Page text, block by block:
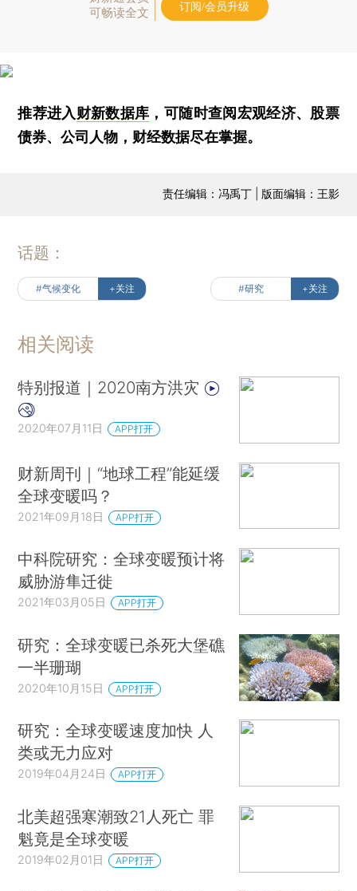
可畅读全文
订阅/会员升级
推荐进入财新数据库 ，可随时查阅宏观经济、股票
债券、公司人物，财经数据尽在掌握。
责任编辑：冯禹丁 | 版面编辑：王影
话题：
#气候变化 +关注 #研究 +关注
相关阅读
特别报道｜2020南方洪灾
2020年07月11日 APP打开
财新周刊｜“地球工程”能延缓
全球变暖吗？
2021年09月18日 APP打开
中科院研究：全球变暖预计将
威胁游隼迁徙
2021年03月05日 APP打开
研究：全球变暖已杀死大堡礁
一半珊瑚
2020年10月15日 APP打开
研究：全球变暖速度加快 人
类或无力应对
2019年04月24日 APP打开
北美超强寒潮致21人死亡 罪
魁竟是全球变暖
2019年02月01日 APP打开